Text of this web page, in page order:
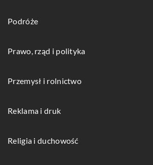
Podróże
Prawo, rząd i polityka
Przemysł i rolnictwo
Reklama i druk
Religia i duchowość